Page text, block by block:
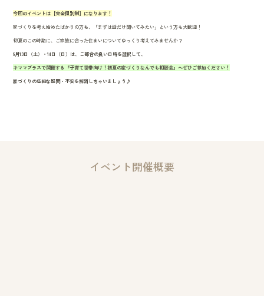
今回のイベントは【完全個別制】になります！
家づくりを考え始めたばかりの方も、「まずは話だけ聞いてみたい」という方も大歓迎！
初夏のこの時期に、ご家族に合った住まいについてゆっくり考えてみませんか？
6月13日（土）・14日（日）は、ご都合の良い日時を選択して、
キママプラスで開催する『子育て世帯向け！初夏の家づくりなんでも相談会』へぜひご参加ください！
家づくりの些細な疑問・不安を解消しちゃいましょう♪
イベント開催概要